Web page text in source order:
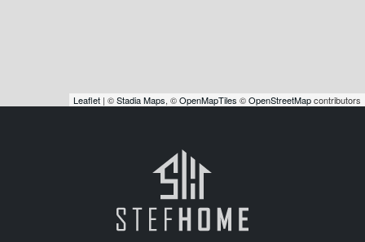
Leaflet | ©Stadia Maps, ©OpenMapTiles ©OpenStreetMapcontributors